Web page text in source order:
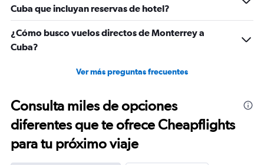
Cuba que incluyan reservas de hotel?
¿Cómo busco vuelos directos de Monterrey a
Cuba?
Ver más preguntas frecuentes
Consulta miles de opciones
diferentes que te ofrece Cheapflights
para tu próximo viaje